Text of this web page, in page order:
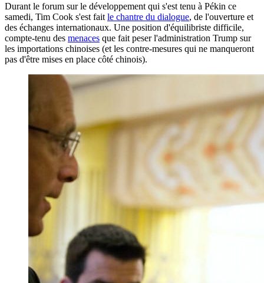
Durant le forum sur le développement qui s'est tenu à Pékin ce
samedi, Tim Cook s'est fait le chantre du dialogue, de l'ouverture et
des échanges internationaux. Une position d'équilibriste difficile,
compte-tenu des menaces que fait peser l'administration Trump sur
les importations chinoises (et les contre-mesures qui ne manqueront
pas d'être mises en place côté chinois).